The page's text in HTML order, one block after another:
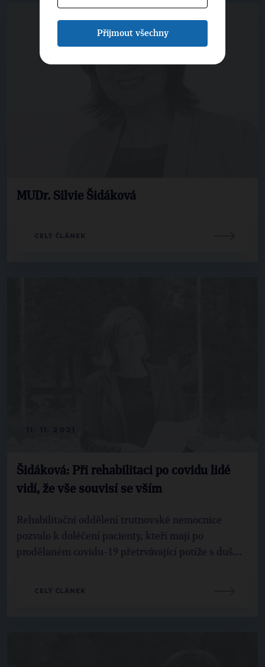
MUDr. Silvie Šidáková
CELÝ ČLÁNEK
Šidáková: Při rehabilitaci po covidu lidé
vidí, že vše souvisí se vším
Rehabilitační oddělení trutnovské nemocnice
pozvalo k doléčení pacienty, kteří mají po
prodělaném covidu-19 přetrvávající potíže s duš...
CELÝ ČLÁNEK
Přijmout všechny